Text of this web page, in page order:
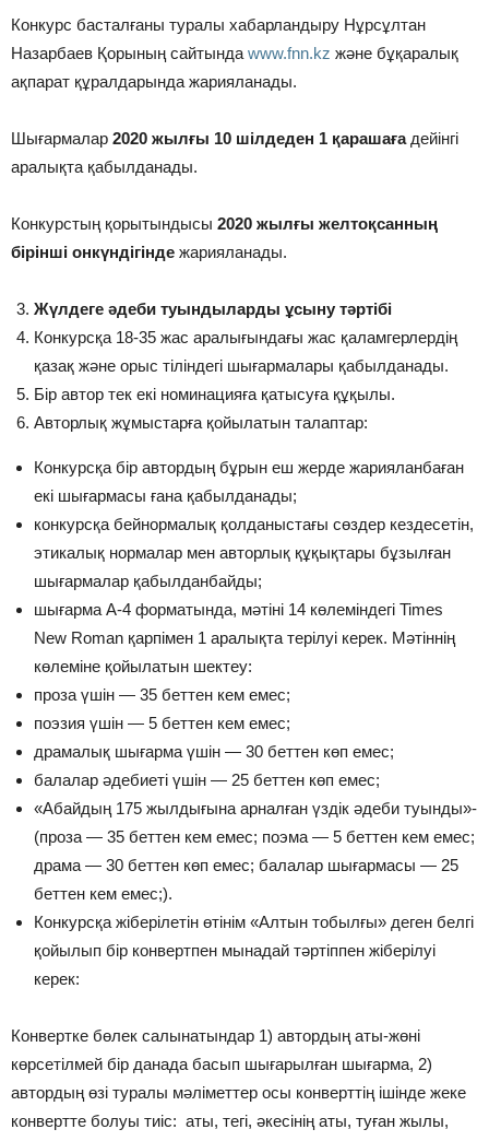
Конкурс басталғаны туралы хабарландыру Нұрсұлтан
Назарбаев Қорының сайтында www.fnn.kz және бұқаралық
ақпарат құралдарында жарияланады.
Шығармалар 2020 жылғы 10 шілдеден 1 қарашағадейінгі
аралықта қабылданады.
Конкурстың қорытындысы 2020 жылғы желтоқсанның
бірінші онкүндігінде жарияланады.
Жүлдеге әдеби туындыларды ұсыну тәртібі
Конкурсқа 18-35 жас аралығындағы жас қаламгерлердің
қазақ және орыс тіліндегі шығармалары қабылданады.
Бір автор тек екі номинацияға қатысуға құқылы.
Авторлық жұмыстарға қойылатын талаптар:
Конкурсқа бір автордың бұрын еш жерде жарияланбаған
екі шығармасы ғана қабылданады;
конкурсқа бейнормалық қолданыстағы сөздер кездесетін,
этикалық нормалар мен авторлық құқықтары бұзылған
шығармалар қабылданбайды;
шығарма А-4 форматында, мәтіні 14 көлеміндегі Times
New Rоman қарпімен 1 аралықта терілуі керек. Мәтіннің
көлеміне қойылатын шектеу:
проза үшін — 35 беттен кем емес;
поэзия үшін — 5 беттен кем емес;
драмалық шығарма үшін — 30 беттен көп емес;
балалар әдебиеті үшін — 25 беттен көп емес;
«Абайдың 175 жылдығына арналған үздік әдеби туынды»-
(проза — 35 беттен кем емес; поэма — 5 беттен кем емес;
драма — 30 беттен көп емес; балалар шығармасы — 25
беттен кем емес;).
Конкурсқа жіберілетін өтінім «Алтын тобылғы» деген белгі
қойылып бір конвертпен мынадай тәртіппен жіберілуі
керек:
Конвертке бөлек салынатындар 1) автордың аты-жөні
көрсетілмей бір данада басып шығарылған шығарма, 2)
автордың өзі туралы мәліметтер осы конверттің ішінде жеке
конвертте болуы тиіс: аты, тегі, әкесінің аты, туған жылы,